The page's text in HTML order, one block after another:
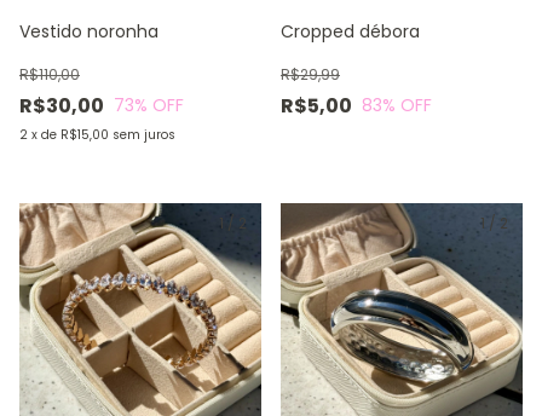
Vestido noronha
R$30,00
R$110,00
73% OFF
2 x de R$15,00 sem juros
Cropped débora
R$5,00
R$29,99
83% OFF
1 / 2 1 / 2